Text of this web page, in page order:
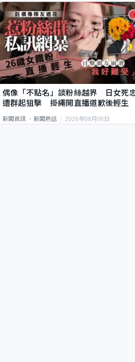
偶像「不點名」談粉絲越界 日女死
遭群起狙擊 掛繩開直播道歉後輕生
新聞資訊 新聞熱話 2026年08月06日